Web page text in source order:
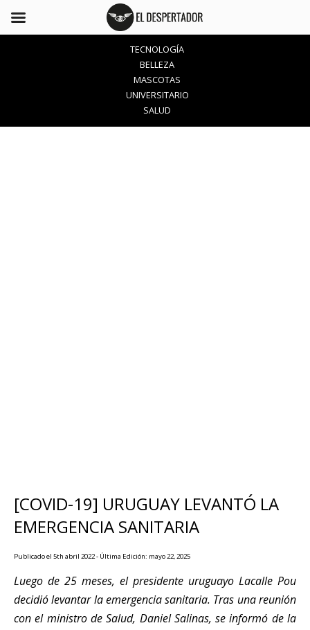
TECNOLOGÍA
BELLEZA
MASCOTAS
UNIVERSITARIO
SALUD
[COVID-19] URUGUAY LEVANTÓ LA
EMERGENCIA SANITARIA
Publicado el 5th abril 2022 - Última Edición: mayo 22, 2025
Luego de 25 meses, el presidente uruguayo Lacalle Pou
decidió levantar la emergencia sanitaria. Tras una reunión
con el ministro de Salud, Daniel Salinas, se informó de la